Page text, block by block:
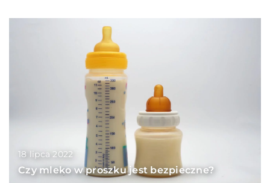
18 lipca 2022
Czy mleko w proszku jest bezpieczne?